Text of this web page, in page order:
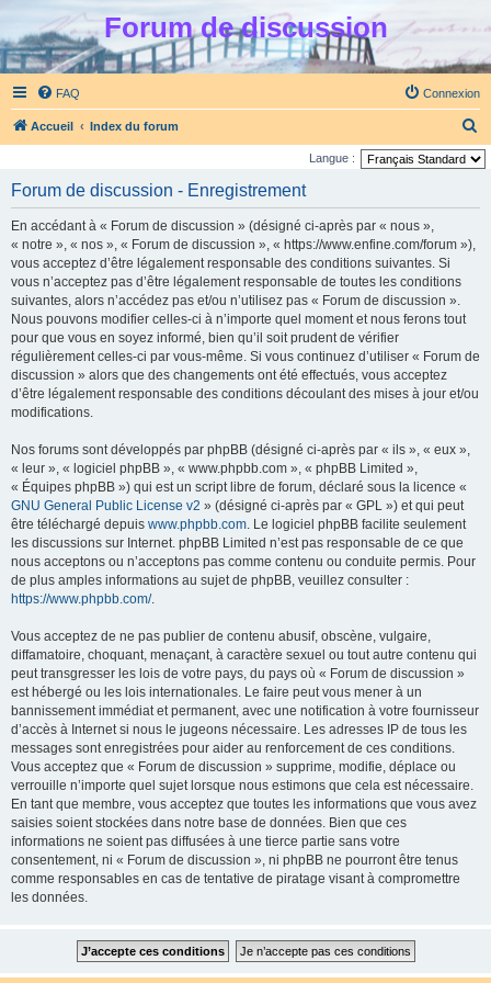
Forum de discussion
FAQ Connexion
Accueil Index du forum
e
Langue :
Forum de discussion - Enregistrement
En accédant à « Forum de discussion » (désigné ci-après par « nous »,
« notre », « nos », « Forum de discussion », « https://www.enfine.com/forum »),
vous acceptez d’être légalement responsable des conditions suivantes. Si
vous n’acceptez pas d’être légalement responsable de toutes les conditions
suivantes, alors n’accédez pas et/ou n’utilisez pas « Forum de discussion ».
Nous pouvons modifier celles-ci à n’importe quel moment et nous ferons tout
pour que vous en soyez informé, bien qu’il soit prudent de vérifier
régulièrement celles-ci par vous-même. Si vous continuez d’utiliser « Forum de
discussion » alors que des changements ont été effectués, vous acceptez
d’être légalement responsable des conditions découlant des mises à jour et/ou
modifications.
Nos forums sont développés par phpBB (désigné ci-après par « ils », « eux »,
« leur », « logiciel phpBB », « www.phpbb.com », « phpBB Limited »,
« Équipes phpBB ») qui est un script libre de forum, déclaré sous la licence «
GNU General Public License v2 » (désigné ci-après par « GPL ») et qui peut
être téléchargé depuis www.phpbb.com. Le logiciel phpBB facilite seulement
les discussions sur Internet. phpBB Limited n’est pas responsable de ce que
nous acceptons ou n’acceptons pas comme contenu ou conduite permis. Pour
de plus amples informations au sujet de phpBB, veuillez consulter :
https://www.phpbb.com/.
Vous acceptez de ne pas publier de contenu abusif, obscène, vulgaire,
diffamatoire, choquant, menaçant, à caractère sexuel ou tout autre contenu qui
peut transgresser les lois de votre pays, du pays où « Forum de discussion »
est hébergé ou les lois internationales. Le faire peut vous mener à un
bannissement immédiat et permanent, avec une notification à votre fournisseur
d’accès à Internet si nous le jugeons nécessaire. Les adresses IP de tous les
messages sont enregistrées pour aider au renforcement de ces conditions.
Vous acceptez que « Forum de discussion » supprime, modifie, déplace ou
verrouille n’importe quel sujet lorsque nous estimons que cela est nécessaire.
En tant que membre, vous acceptez que toutes les informations que vous avez
saisies soient stockées dans notre base de données. Bien que ces
informations ne soient pas diffusées à une tierce partie sans votre
consentement, ni « Forum de discussion », ni phpBB ne pourront être tenus
comme responsables en cas de tentative de piratage visant à compromettre
les données.